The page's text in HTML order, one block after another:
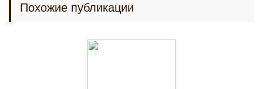
Похожие публикации